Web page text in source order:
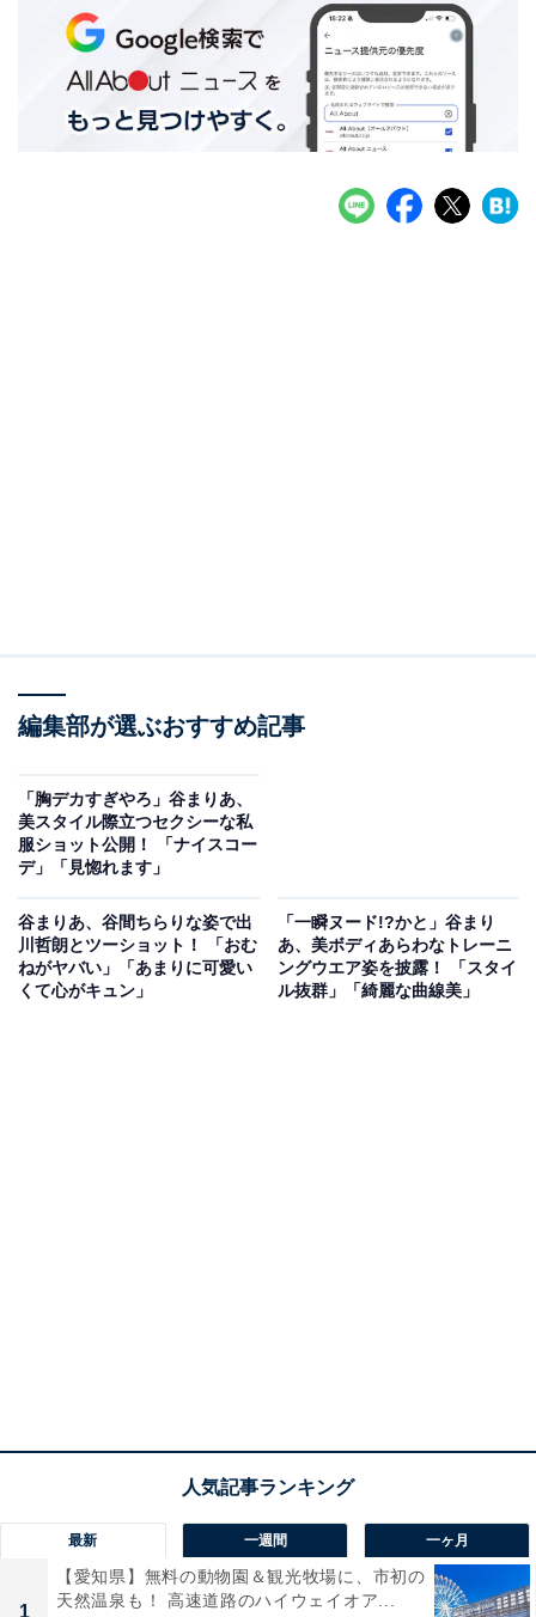
編集部が選ぶおすすめ記事
「胸デカすぎやろ」谷まりあ、
美スタイル際立つセクシーな私
服ショット公開！ 「ナイスコー
デ」「見惚れます」
谷まりあ、谷間ちらりな姿で出
川哲朗とツーショット！ 「おむ
ねがヤバい」「あまりに可愛い
くて心がキュン」
「一瞬ヌード!?かと」谷まり
あ、美ボディあらわなトレーニ
ングウエア姿を披露！ 「スタイ
ル抜群」「綺麗な曲線美」
最新 一週間 一ヶ月
1
【愛知県】無料の動物園＆観光牧場に、市初の
天然温泉も！ 高速道路のハイウェイオア...